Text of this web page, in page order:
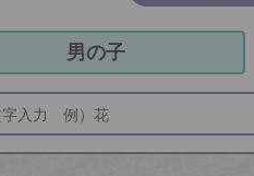
男の子